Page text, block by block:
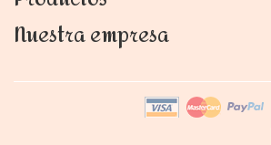
Nuestra empresa